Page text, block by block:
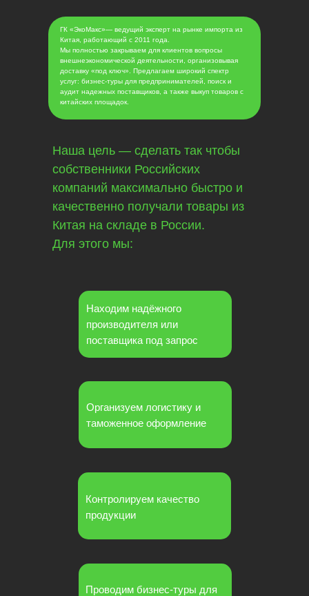
ГК «ЭкоМакс»— ведущий эксперт на рынке импорта из
Китая, работающий с 2011 года.
Мы полностью закрываем для клиентов вопросы
внешнеэкономической деятельности, организовывая
доставку «под ключ». Предлагаем широкий спектр
услуг: бизнес-туры для предпринимателей, поиск и
аудит надежных поставщиков, а также выкуп товаров с
китайских площадок.
Наша цель — сделать так чтобы
собственники Российских
компаний максимально быстро и
качественно получали товары из
Китая на складе в России.
Для этого мы:
Находим надёжного
производителя или
поставщика под запрос
Контролируем качество
продукции
Организуем логистику и
таможенное оформление
Проводим бизнес-туры для